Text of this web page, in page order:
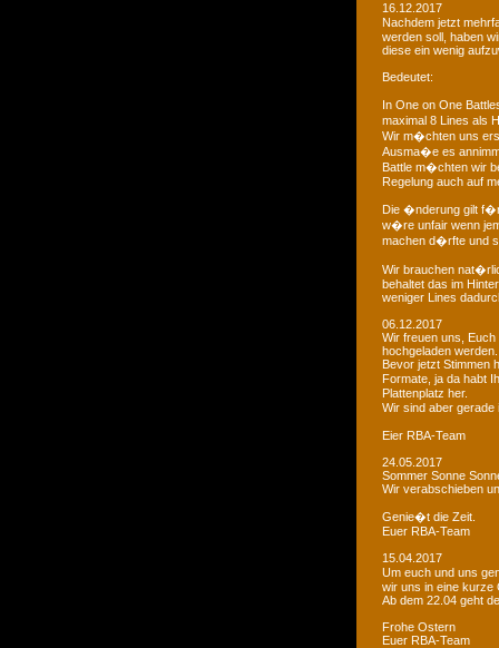
16.12.2017
Nachdem jetzt
werden soll, haben
diese ein wenig
Bedeutet:
In One on One
maximal 8 Lines als
Wir m�chten uns
Ausma�e es
Battle m�chten wir
Regelung auch auf
Die �nderung gilt f�r
w�re unfair wenn
machen d�rfte und
Wir brauchen
behaltet das im
weniger Lines
06.12.2017
Wir freuen uns,
hochgeladen werden.
Bevor jetzt Stimmen
Formate, ja da habt
Plattenplatz her.
Wir sind aber
Eier RBA-Team
24.05.2017
Sommer Sonne
Wir verabschieben
Genie�t die Zeit.
Euer RBA-Team
15.04.2017
Um euch und uns
wir uns in eine kurze
Ab dem 22.04 geht
Frohe Ostern
Euer RBA-Team